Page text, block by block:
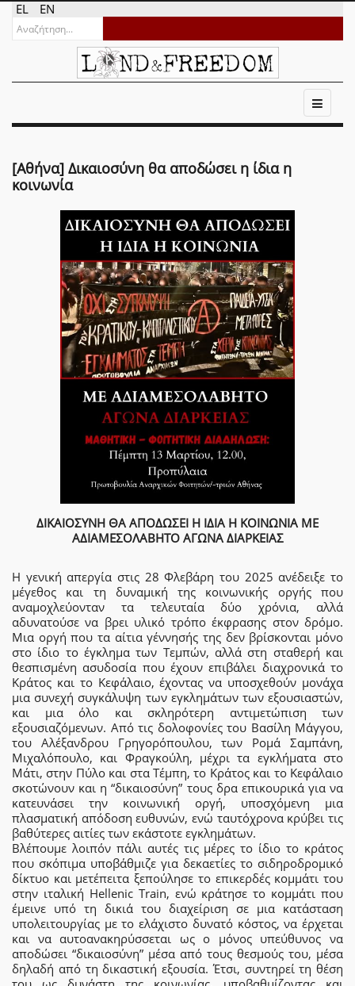
EL EN
[Αθήνα] Δικαιοσύνη θα αποδώσει η ίδια η
κοινωνία
ΔΙΚΑΙΟΣΥΝΗ ΘΑ ΑΠΟΔΩΣΕΙ Η ΙΔΙΑ Η ΚΟΙΝΩΝΙΑ ΜΕ
ΑΔΙΑΜΕΣΟΛΑΒΗΤΟ ΑΓΩΝΑ ΔΙΑΡΚΕΙΑΣ
Η γενική απεργία στις 28 Φλεβάρη του 2025 ανέδειξε το
μέγεθος και τη δυναμική της κοινωνικής οργής που
αναμοχλεύονταν τα τελευταία δύο χρόνια, αλλά
αδυνατούσε να βρει υλικό τρόπο έκφρασης στον δρόμο.
Μια οργή που τα αίτια γέννησής της δεν βρίσκονται μόνο
στο ίδιο το έγκλημα των Τεμπών, αλλά στη σταθερή και
θεσπισμένη ασυδοσία που έχουν επιβάλει διαχρονικά το
Κράτος και το Κεφάλαιο, έχοντας να υποσχεθούν μονάχα
μια συνεχή συγκάλυψη των εγκλημάτων των εξουσιαστών,
και μια όλο και σκληρότερη αντιμετώπιση των
εξουσιαζόμενων. Από τις δολοφονίες του Βασίλη Μάγγου,
του Αλέξανδρου Γρηγορόπουλου, των Ρομά Σαμπάνη,
Μιχαλόπουλο, και Φραγκούλη, μέχρι τα εγκλήματα στο
Μάτι, στην Πύλο και στα Τέμπη, το Κράτος και το Κεφάλαιο
σκοτώνουν και η “δικαιοσύνη” τους δρα επικουρικά για να
κατευνάσει την κοινωνική οργή, υποσχόμενη μια
πλασματική απόδοση ευθυνών, ενώ ταυτόχρονα κρύβει τις
βαθύτερες αιτίες των εκάστοτε εγκλημάτων.
Βλέπουμε λοιπόν πάλι αυτές τις μέρες το ίδιο το κράτος
που σκόπιμα υποβάθμιζε για δεκαετίες το σιδηροδρομικό
δίκτυο και μετέπειτα ξεπούλησε το επικερδές κομμάτι του
στην ιταλική Hellenic Train, ενώ κράτησε το κομμάτι που
έμεινε υπό τη δικιά του διαχείριση σε μια κατάσταση
υπολειτουργίας με το ελάχιστο δυνατό κόστος, να έρχεται
και να αυτοανακηρύσσεται ως ο μόνος υπεύθυνος να
αποδώσει “δικαιοσύνη” μέσα από τους θεσμούς του, μέσα
δηλαδή από τη δικαστική εξουσία. Έτσι, συντηρεί τη θέση